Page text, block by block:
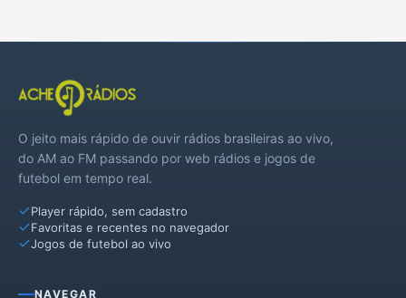
Sinimbu
Venâncio Aires
Vera Cruz
O jeito mais rápido de ouvir rádios brasileiras ao vivo,
do AM ao FM passando por web rádios e jogos de
futebol em tempo real.
Player rápido, sem cadastro
Favoritas e recentes no navegador
Jogos de futebol ao vivo
NAVEGAR